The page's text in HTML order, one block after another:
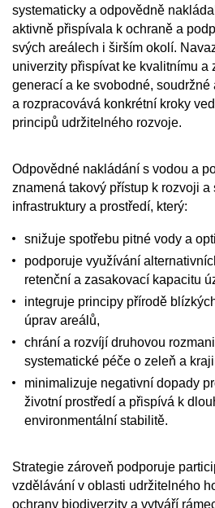
systematicky a odpovědně
aktivně přispívala k ochraně a
svých areálech i širším okolí.
univerzity přispívat ke kvalitnímu a
generací a ke svobodné,
a rozpracovává konkrétní kroky
principů udržitelného rozvoje.
Odpovědné nakládání s vodou a
znamená takový přístup k rozvoji
infrastruktury a prostředí, který:
snižuje spotřebu pitné vody a
podporuje využívání
retenční a zasakovací kapacitu
integruje principy přírodě
úprav areálů,
chrání a rozvíjí druhovou
systematické péče o zeleň a
minimalizuje negativní dopady
životní prostředí a přispívá k
environmentální stabilitě.
Strategie zároveň podporuje
vzdělávání v oblasti udržitelného
ochrany biodiverzity a vytváří